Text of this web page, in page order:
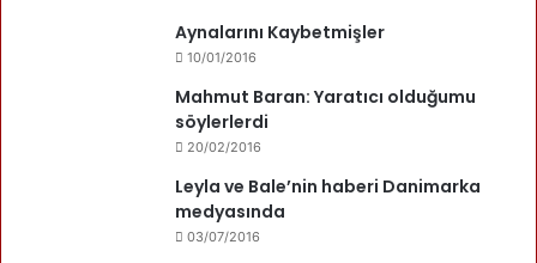
02/02/2016
YALNIZLIK
24/01/2016
AĞLAMA
Aynalarını Kaybetmişler
10/01/2016
Mahmut Baran: Yaratıcı olduğumu
söylerlerdi
20/02/2016
Leyla ve Bale’nin haberi Danimarka
medyasında
03/07/2016